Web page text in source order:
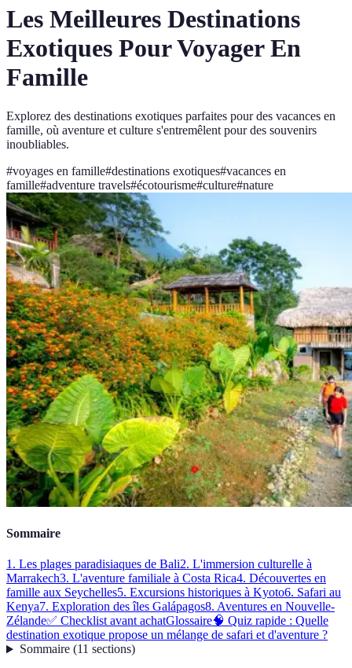
Les Meilleures Destinations
Exotiques Pour Voyager En
Famille
Explorez des destinations exotiques parfaites pour des vacances en
famille, où aventure et culture s'entremêlent pour des souvenirs
inoubliables.
#voyages en famille#destinations exotiques#vacances en
famille#adventure travels#écotourisme#culture#nature
Sommaire
1. Les plages paradisiaques de Bali2. L'immersion culturelle à
Marrakech3. L'aventure familiale à Costa Rica4. Découvertes en
famille aux Seychelles5. Excursions historiques à Kyoto6. Safari au
Kenya7. Exploration des îles Galápagos8. Aventures en Nouvelle-
Zélande✅ Checklist avant achatGlossaire🧠 Quiz rapide : Quelle
destination exotique propose un mélange de safari et d'aventure ?
Sommaire(11 sections)